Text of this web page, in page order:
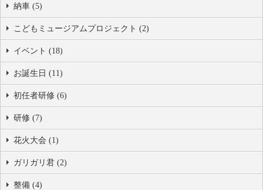
納車 (5)
こどもミュージアムプロジェクト (2)
イベント (18)
お誕生日 (11)
初任者研修 (6)
研修 (7)
花火大会 (1)
ガリガリ君 (2)
整備 (4)